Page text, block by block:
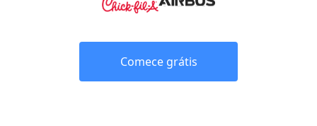
Comece grátis